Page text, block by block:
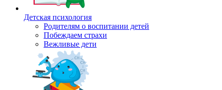
Детская психология
Родителям о воспитании детей
Побеждаем страхи
Вежливые дети